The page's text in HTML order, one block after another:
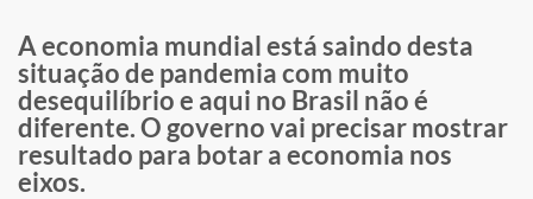
A economia mundial está saindo desta
situação de pandemia com muito
desequilíbrio e aqui no Brasil não é
diferente. O governo vai precisar mostrar
resultado para botar a economia nos
eixos.